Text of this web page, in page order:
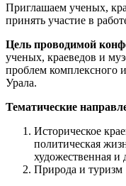
Приглашаем ученых,
принять участие в
Цель проводимой
ученых, краеведов и
проблем комплексного
Урала.
Тематические
Историческое
политическая
художественная и
Природа и туризм